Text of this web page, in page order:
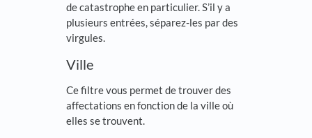
de catastrophe en particulier. S’il y a
plusieurs entrées, séparez-les par des
virgules.
Ville
Ce filtre vous permet de trouver des
affectations en fonction de la ville où
elles se trouvent.